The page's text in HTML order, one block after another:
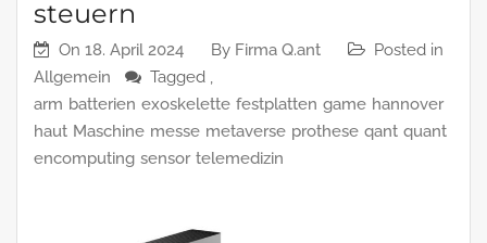
steuern
On 18. April 2024 By Firma Q.ant
Posted in
Allgemein
Tagged ,
arm batterien exoskelette festplatten game hannover
haut Maschine messe metaverse prothese qant quant
encomputing sensor telemedizin